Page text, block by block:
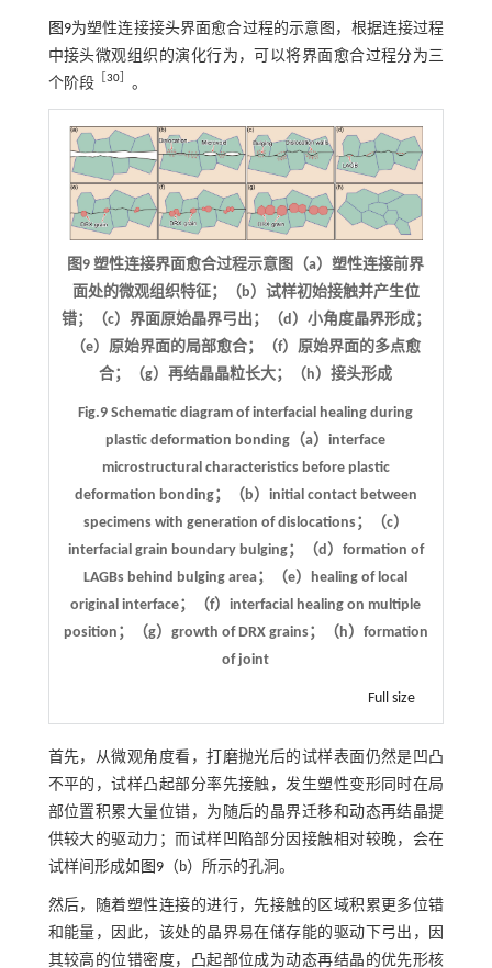
图9为塑性连接接头界面愈合过程的示意图，根据连接过程
中接头微观组织的演化行为，可以将界面愈合过程分为三
个阶段［30］ 。
图9 塑性连接界面愈合过程示意图（a）塑性连接前界
面处的微观组织特征；（b）试样初始接触并产生位
错；（c）界面原始晶界弓出；（d）小角度晶界形成；
（e）原始界面的局部愈合；（f）原始界面的多点愈
合；（g）再结晶晶粒长大；（h）接头形成
Fig.9 Schematic diagram of interfacial healing during
plastic deformation bonding（a）interface
microstructural characteristics before plastic
deformation bonding；（b）initial contact between
specimens with generation of dislocations；（c）
interfacial grain boundary bulging；（d）formation of
LAGBs behind bulging area；（e）healing of local
original interface；（f）interfacial healing on multiple
position；（g）growth of DRX grains；（h）formation
of joint
Full size
首先，从微观角度看，打磨抛光后的试样表面仍然是凹凸
不平的，试样凸起部分率先接触，发生塑性变形同时在局
部位置积累大量位错，为随后的晶界迁移和动态再结晶提
供较大的驱动力；而试样凹陷部分因接触相对较晚，会在
试样间形成如 图9（b）所示的孔洞。
然后，随着塑性连接的进行，先接触的区域积累更多位错
和能量，因此，该处的晶界易在储存能的驱动下弓出，因
其较高的位错密度，凸起部位成为动态再结晶的优先形核